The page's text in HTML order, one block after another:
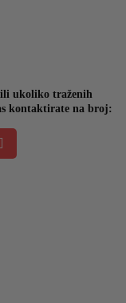
ukoliko traženih
kontaktirate na broj: